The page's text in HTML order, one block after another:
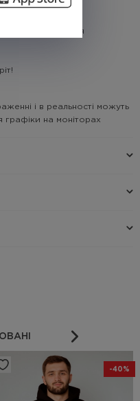
30°C
без додавання
і в реальності можуть
графіки на моніторах
-40%